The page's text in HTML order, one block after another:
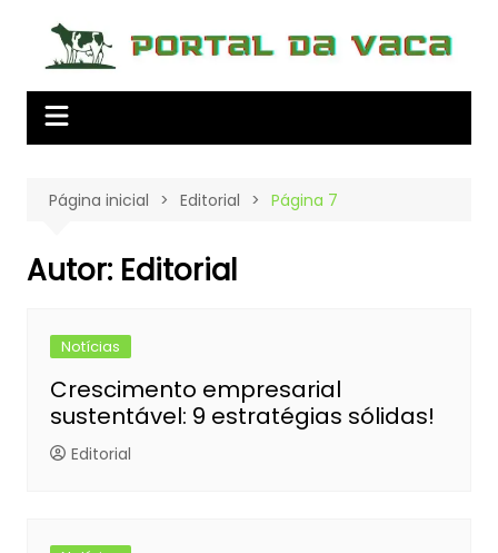
conteúdo
Página inicial Editorial Página 7
Autor: Editorial
Notícias
Crescimento empresarial
sustentável: 9 estratégias sólidas!
Editorial